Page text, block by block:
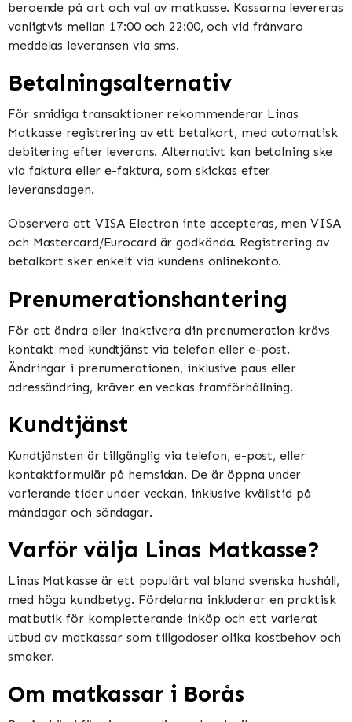
beroende på ort och val av matkasse. Kassarna levereras
vanligtvis mellan 17:00 och 22:00, och vid frånvaro
meddelas leveransen via sms.
Betalningsalternativ
För smidiga transaktioner rekommenderar Linas
Matkasse registrering av ett betalkort, med automatisk
debitering efter leverans. Alternativt kan betalning ske
via faktura eller e-faktura, som skickas efter
leveransdagen.
Observera att VISA Electron inte accepteras, men VISA
och Mastercard/Eurocard är godkända. Registrering av
betalkort sker enkelt via kundens onlinekonto.
Prenumerationshantering
För att ändra eller inaktivera din prenumeration krävs
kontakt med kundtjänst via telefon eller e-post.
Ändringar i prenumerationen, inklusive paus eller
adressändring, kräver en veckas framförhållning.
Kundtjänst
Kundtjänsten är tillgänglig via telefon, e-post, eller
kontaktformulär på hemsidan. De är öppna under
varierande tider under veckan, inklusive kvällstid på
måndagar och söndagar.
Varför välja Linas Matkasse?
Linas Matkasse är ett populärt val bland svenska hushåll,
med höga kundbetyg. Fördelarna inkluderar en praktisk
matbutik för kompletterande inköp och ett varierat
utbud av matkassar som tillgodoser olika kostbehov och
smaker.
Om matkassar i Borås